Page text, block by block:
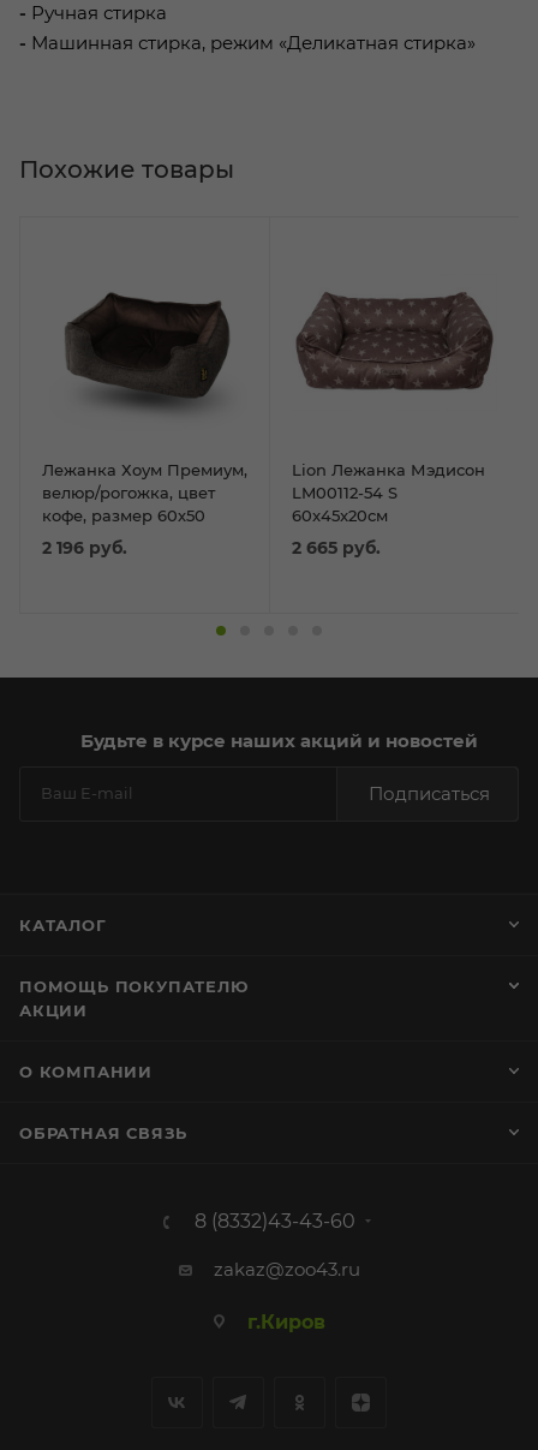
- Ручная стирка
- Машинная стирка, режим «Деликатная стирка»
Лежанка Хоум Премиум,
велюр/рогожка, цвет
кофе, размер 60х50
2 196 руб.
Lion Лежанка Мэдисон
LM00112-54 S
60x45x20см
2 665 руб.
Похожие товары
Будьте в курсе наших акций и новостей
Подписаться
КАТАЛОГ
ПОМОЩЬ ПОКУПАТЕЛЮ
АКЦИИ
О КОМПАНИИ
ОБРАТНАЯ СВЯЗЬ
8 (8332)43-43-60
zakaz@zoo43.ru
г.Киров